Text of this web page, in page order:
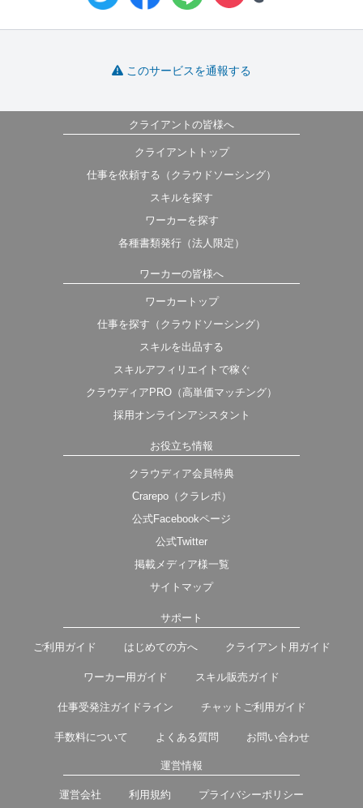
このサービスを通報する
クライアントの皆様へ
クライアントトップ
仕事を依頼する（クラウドソーシング）
スキルを探す
ワーカーを探す
各種書類発行（法人限定）
ワーカーの皆様へ
ワーカートップ
仕事を探す（クラウドソーシング）
スキルを出品する
スキルアフィリエイトで稼ぐ
クラウディアPRO（高単価マッチング）
採用オンラインアシスタント
お役立ち情報
クラウディア会員特典
Crarepo（クラレポ）
公式Facebookページ
公式Twitter
掲載メディア様一覧
サイトマップ
サポート
ご利用ガイド はじめての方へ クライアント用ガイド
ワーカー用ガイド スキル販売ガイド
仕事受発注ガイドライン チャットご利用ガイド
手数料について よくある質問 お問い合わせ
運営情報
運営会社 利用規約 プライバシーポリシー